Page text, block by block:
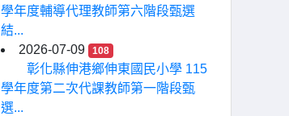
學年度輔導代理教師第六階段甄選
結...
2026-07-09
108
彰化縣伸港鄉伸東國民小學 115
學年度第二次代課教師第一階段甄
選...